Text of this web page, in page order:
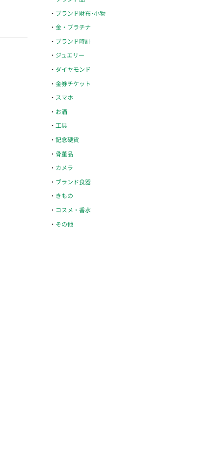
ブランド財布･小物
金・プラチナ
ブランド時計
ジュエリー
ダイヤモンド
金券チケット
スマホ
お酒
工具
記念硬貨
骨董品
カメラ
ブランド食器
きもの
コスメ・香水
その他